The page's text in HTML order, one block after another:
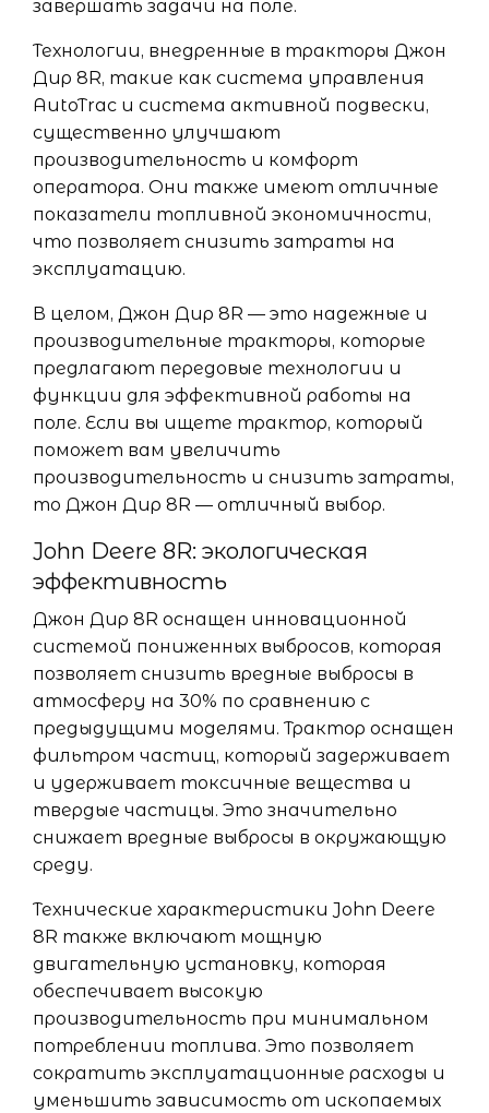
завершать задачи на поле.
Технологии, внедренные в тракторы Джон
Дир 8R, такие как система управления
AutoTrac и система активной подвески,
существенно улучшают
производительность и комфорт
оператора. Они также имеют отличные
показатели топливной экономичности,
что позволяет снизить затраты на
эксплуатацию.
В целом, Джон Дир 8R — это надежные и
производительные тракторы, которые
предлагают передовые технологии и
функции для эффективной работы на
поле. Если вы ищете трактор, который
поможет вам увеличить
производительность и снизить затраты,
то Джон Дир 8R — отличный выбор.
John Deere 8R: экологическая
эффективность
Джон Дир 8R оснащен инновационной
системой пониженных выбросов, которая
позволяет снизить вредные выбросы в
атмосферу на 30% по сравнению с
предыдущими моделями. Трактор оснащен
фильтром частиц, который задерживает
и удерживает токсичные вещества и
твердые частицы. Это значительно
снижает вредные выбросы в окружающую
среду.
Технические характеристики John Deere
8R также включают мощную
двигательную установку, которая
обеспечивает высокую
производительность при минимальном
потреблении топлива. Это позволяет
сократить эксплуатационные расходы и
уменьшить зависимость от ископаемых